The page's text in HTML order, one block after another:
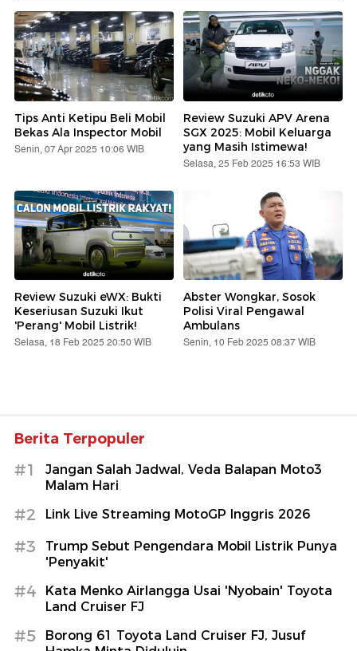
Tips Anti Ketipu Beli Mobil
Bekas Ala Inspector Mobil
Senin, 07 Apr 2025 10:06 WIB
Review Suzuki APV Arena
SGX 2025: Mobil Keluarga
yang Masih Istimewa!
Selasa, 25 Feb 2025 16:53 WIB
Review Suzuki eWX: Bukti
Keseriusan Suzuki Ikut
'Perang' Mobil Listrik!
Selasa, 18 Feb 2025 20:50 WIB
Abster Wongkar, Sosok
Polisi Viral Pengawal
Ambulans
Senin, 10 Feb 2025 08:37 WIB
Berita Terpopuler
#1
Jangan Salah Jadwal, Veda Balapan Moto3
Malam Hari
#2 Link Live Streaming MotoGP Inggris 2026
#3
Trump Sebut Pengendara Mobil Listrik Punya
'Penyakit'
#4
Kata Menko Airlangga Usai 'Nyobain' Toyota
Land Cruiser FJ
#5
Borong 61 Toyota Land Cruiser FJ, Jusuf